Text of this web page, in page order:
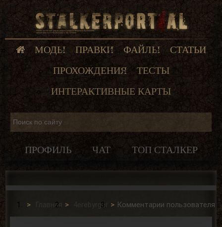
МОДЫ ПРАВКИ ФАЙЛЫ
СТАТЬИ
ПРОХОЖДЕНИЯ
ТЕСТЫ
ИНТЕРАКТИВНЫЕ КАРТЫ
ПРОФИЛЬ ЧАТ ТОП СТАЛКЕР
Главная 4erebyrger Комментарии пользователя